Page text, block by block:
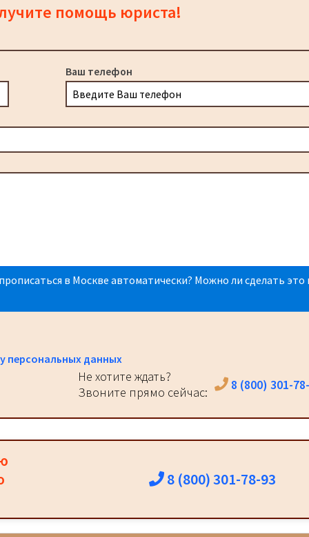
помощь юриста!
Ваш телефон
в Москве автоматически? Можно ли сделать это
персональных данных
Не хотите ждать?
Звоните прямо сейчас:
8 (800) 301-
8 (800) 301-78-93